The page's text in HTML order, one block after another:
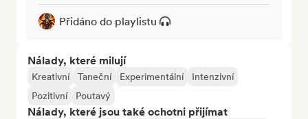
Přidáno do playlistu
Nálady, které milují
Kreativní Taneční Experimentální
Intenzivní
Pozitivní
Poutavý
Nálady, které jsou také ochotni přijímat